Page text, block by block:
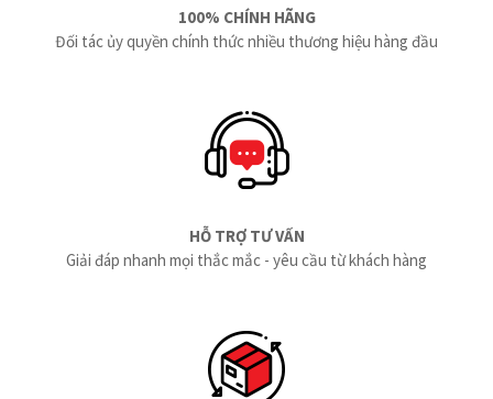
100% CHÍNH HÃNG
Đối tác ủy quyền chính thức nhiều thương hiệu hàng đầu
HỖ TRỢ TƯ VẤN
Giải đáp nhanh mọi thắc mắc - yêu cầu từ khách hàng